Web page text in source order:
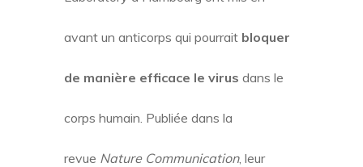
avant un anticorps qui pourrait bloquer
de manière efficace le virus dans le
corps humain. Publiée dans la
revue Nature Communication, leur